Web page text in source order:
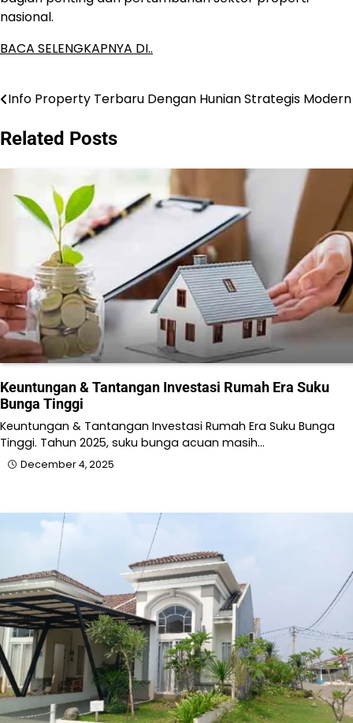
nasional.
BACA SELENGKAPNYA DI..
Post
navigation
Info Property Terbaru Dengan Hunian Strategis Modern
Related Posts
Keuntungan & Tantangan Investasi Rumah Era Suku
Bunga Tinggi
Keuntungan & Tantangan Investasi Rumah Era Suku Bunga
Tinggi. Tahun 2025, suku bunga acuan masih…
December 4, 2025